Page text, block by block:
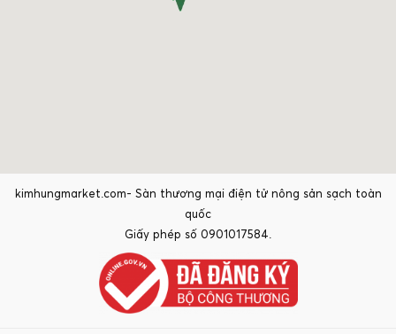
kimhungmarket.com- Sàn thương mại điện tử nông sản sạch toàn
quốc
Giấy phép số 0901017584.